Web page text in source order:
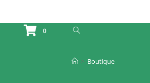
0 Toggle Website Search
> Boutique